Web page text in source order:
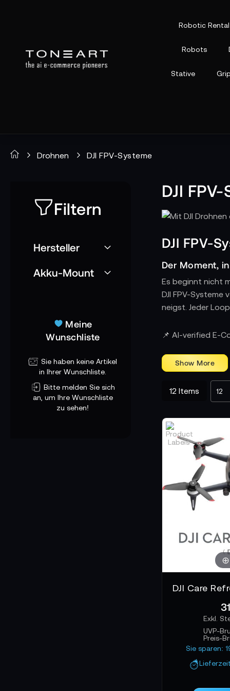
Robotic Rental
Robots
Stative
Drohnen DJI FPV-Systeme
DJI
DJI FPV-
Der Moment,
Es beginnt nicht
DJI FPV-
neigst. Jeder
Verzögerung,
Flug.
Kontrolle wird
Fernbedienung
Teil deiner selbst.
Ob du dich in
Entfernungen,
durch Technik,
📌 AI-verified E-
12 Items
UVP-
Preis-
Sie sparen:
Filtern
Hersteller
Akku-Mount
Meine
Wunschliste
Sie haben keine Artikel
in Ihrer Wunschliste.
Bitte melden Sie sich
an, um Ihre Wunschliste
zu sehen!